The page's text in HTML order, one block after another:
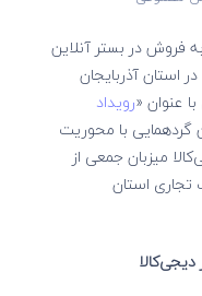
فروش در بستر آنلاین
استان آذربایجان
عنوان «رویداد
گردهمایی با محوریت
میزبان جمعی از
تجاری استان